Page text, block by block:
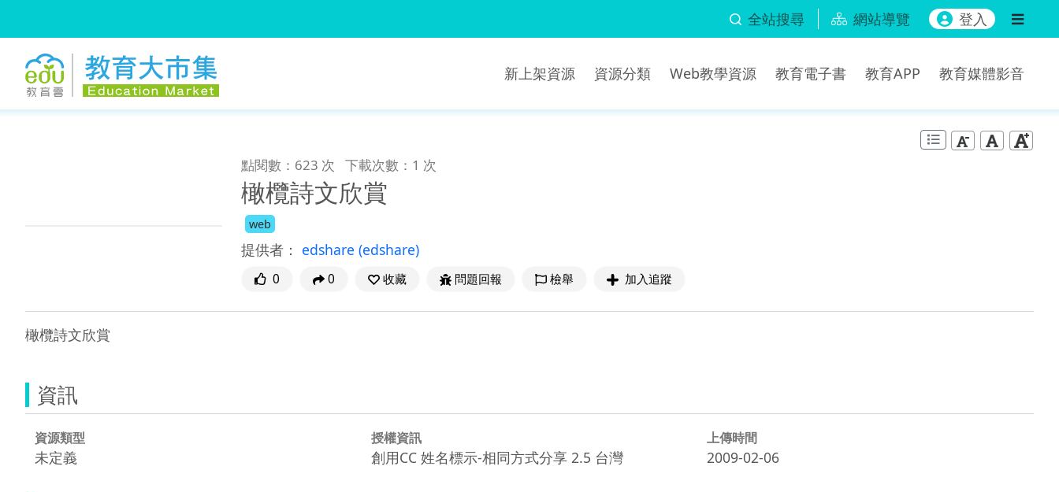
全站搜尋 網站導覽 登入
新上架資源 資源分類 Web教學資源 教育電子書 教育APP 教育媒體影音
點閱數：623 次 下載次數：1 次
橄欖詩文欣賞
web
提供者： edshare (edshare)
0 0 收藏 問題回報 檢舉 加入追蹤
橄欖詩文欣賞
資訊
資源類型
未定義
授權資訊
創用CC 姓名標示-相同方式分享 2.5 台灣
上傳時間
2009-02-06